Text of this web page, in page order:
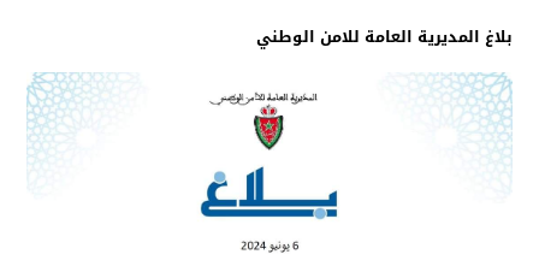
بلاغ المديرية العامة للامن الوطني